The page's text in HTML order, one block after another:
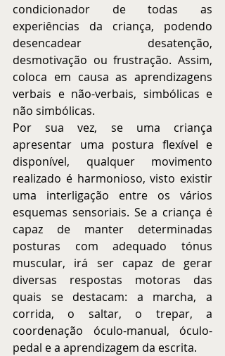
condicionador de todas as
experiências da criança, podendo
desencadear desatenção,
desmotivação ou frustração. Assim,
coloca em causa as aprendizagens
verbais e não-verbais, simbólicas e
não simbólicas.
Por sua vez, se uma criança
apresentar uma postura flexível e
disponível, qualquer movimento
realizado é harmonioso, visto existir
uma interligação entre os vários
esquemas sensoriais. Se a criança é
capaz de manter determinadas
posturas com adequado tónus
muscular, irá ser capaz de gerar
diversas respostas motoras das
quais se destacam: a marcha, a
corrida, o saltar, o trepar, a
coordenação óculo-manual, óculo-
pedal e a aprendizagem da escrita.